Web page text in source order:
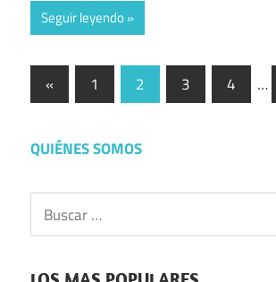
Seguir leyendo
Paginación
entradas
« Entradas
anteriores
1 2 3 4 …
QUIÉNES SOMOS
Buscar: